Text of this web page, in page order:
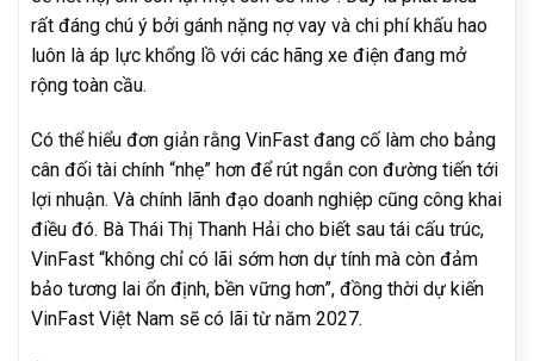
rất đáng chú ý bởi gánh nặng nợ vay và chi phí khấu hao
luôn là áp lực khổng lồ với các hãng xe điện đang mở
rộng toàn cầu.
Có thể hiểu đơn giản rằng VinFast đang cố làm cho bảng
cân đối tài chính “nhẹ” hơn để rút ngắn con đường tiến tới
lợi nhuận. Và chính lãnh đạo doanh nghiệp cũng công khai
điều đó. Bà Thái Thị Thanh Hải cho biết sau tái cấu trúc,
VinFast “không chỉ có lãi sớm hơn dự tính mà còn đảm
bảo tương lai ổn định, bền vững hơn”, đồng thời dự kiến
VinFast Việt Nam sẽ có lãi từ năm 2027.